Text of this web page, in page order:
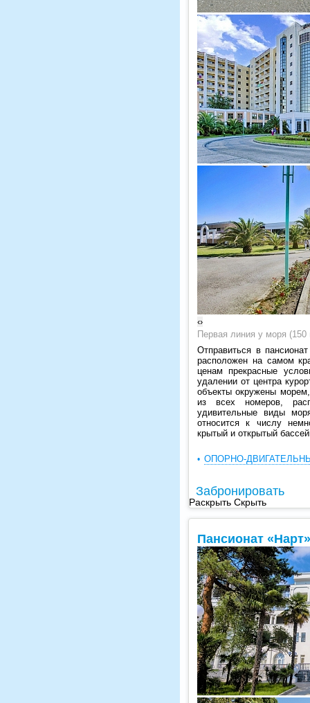
‹›
Первая линия у моря
Отправиться в
расположен на самом
ценам прекрасные
удалении от центра
объекты окружены
из всех номеров,
удивительные виды
относится к числу
крытый и открытый
ОПОРНО-
Забронировать
Раскрыть Скрыть
Пансионат